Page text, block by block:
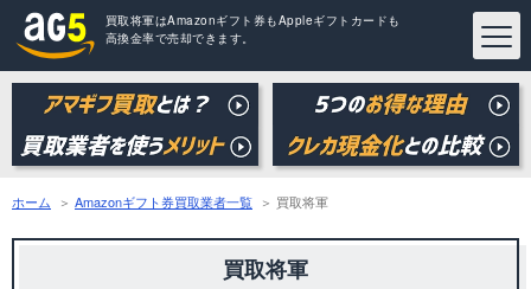
買取将軍はAmazonギフト券もAppleギフトカードも
高換金率で売却できます。
ホーム Amazonギフト券買取業者一覧 買取将軍
買取将軍